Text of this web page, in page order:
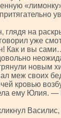
на
уже
Как и вы
новым
меж своих
кровью
ему Юлия. —